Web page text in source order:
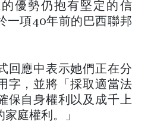
優勢仍抱有堅定的信
一項40年前的巴西聯邦
回應中表示她們正在分
字，並將「採取適當法
保自身權利以及成千上
庭權利。」